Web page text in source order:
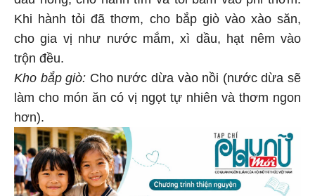
Khi hành tỏi đã thơm, cho bắp giò vào xào săn,
cho gia vị như nước mắm, xì dầu, hạt nêm vào
trộn đều.
Kho bắp giò: Cho nước dừa vào nồi (nước dừa sẽ
làm cho món ăn có vị ngọt tự nhiên và thơm ngon
hơn).